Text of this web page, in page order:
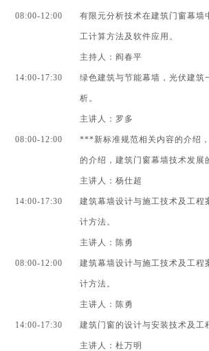
08:00-12:00 有限元分析技术在建筑门窗幕墙
工计算方法及软件应用。
主持人：阎春平
14:00-17:30 绿色建筑与节能幕墙，光伏建筑
析。
主讲人：罗多
08:00-12:00 ***新标准规范相关内容的介绍
的介绍，建筑门窗幕墙技术发展
主讲人：杨仕超
14:00-17:30 建筑幕墙设计与施工技术及工程
计方法。
主讲人：陈勇
08:00-12:00 建筑幕墙设计与施工技术及工程
计方法。
主讲人：陈勇
14:00-17:30 建筑门窗的设计与安装技术及工
主讲人：杜万明